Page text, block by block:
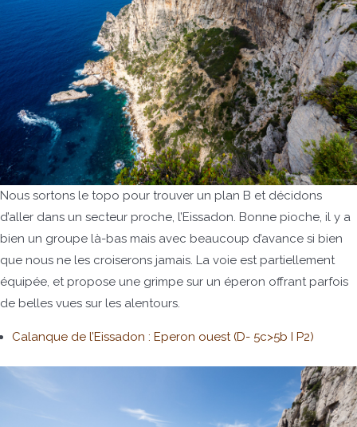
Nous sortons le topo pour trouver un plan B et décidons
d’aller dans un secteur proche, l’Eissadon. Bonne pioche, il y a
bien un groupe là-bas mais avec beaucoup d’avance si bien
que nous ne les croiserons jamais. La voie est partiellement
équipée, et propose une grimpe sur un éperon offrant parfois
de belles vues sur les alentours.
Calanque de l’Eissadon : Eperon ouest (D- 5c>5b I P2)